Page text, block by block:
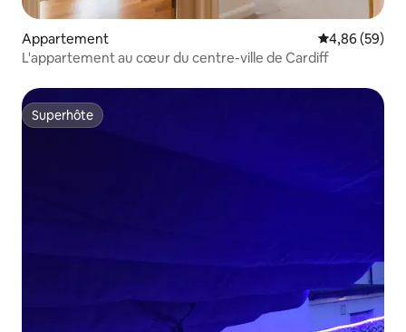
Appartement Évaluation
4,86 (59)
L'appartement au cœur du centre-ville de Cardiff
Superhôte
Superhôte